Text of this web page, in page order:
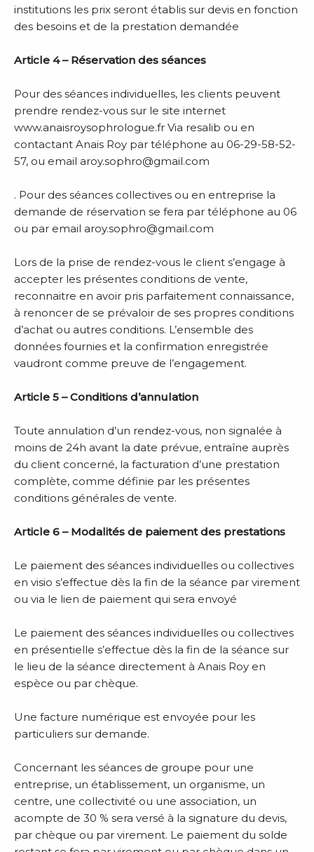
institutions les prix seront établis sur devis en fonction
des besoins et de la prestation demandée
Article 4 – Réservation des séances
Pour des séances individuelles, les clients peuvent
prendre rendez-vous sur le site internet
www.anaisroysophrologue.fr Via resalib ou en
contactant Anais Roy par téléphone au 06-29-58-52-
57, ou email aroy.sophro@gmail.com
. Pour des séances collectives ou en entreprise la
demande de réservation se fera par téléphone au 06
ou par email aroy.sophro@gmail.com
Lors de la prise de rendez-vous le client s’engage à
accepter les présentes conditions de vente,
reconnaitre en avoir pris parfaitement connaissance,
à renoncer de se prévaloir de ses propres conditions
d’achat ou autres conditions. L’ensemble des
données fournies et la confirmation enregistrée
vaudront comme preuve de l’engagement.
Article 5 – Conditions d’annulation
Toute annulation d’un rendez-vous, non signalée à
moins de 24h avant la date prévue, entraîne auprès
du client concerné, la facturation d’une prestation
complète, comme définie par les présentes
conditions générales de vente.
Article 6 – Modalités de paiement des prestations
Le paiement des séances individuelles ou collectives
en visio s’effectue dès la fin de la séance par virement
ou via le lien de paiement qui sera envoyé
Le paiement des séances individuelles ou collectives
en présentielle s’effectue dès la fin de la séance sur
le lieu de la séance directement à Anais Roy en
espèce ou par chèque.
Une facture numérique est envoyée pour les
particuliers sur demande.
Concernant les séances de groupe pour une
entreprise, un établissement, un organisme, un
centre, une collectivité ou une association, un
acompte de 30 % sera versé à la signature du devis,
par chèque ou par virement. Le paiement du solde